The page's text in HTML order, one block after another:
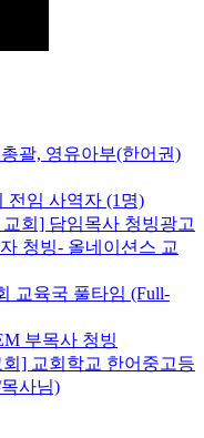
괄, 영유아부(한어권)
전임 사역자 (1명)
회] 담임목사 청빙광고
청빙- 올네이션스 교
교육국 풀타임 (Full-
부목사 청빙
] 교회학교 한어중고등
사님)